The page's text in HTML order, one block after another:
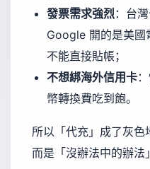
發票需求強烈 ：台
Google 開的是美國
不能直接貼帳；
不想綁海外信用卡
幣轉換費吃到飽。
所以「代充」成了灰
而是「沒辦法中的辦法